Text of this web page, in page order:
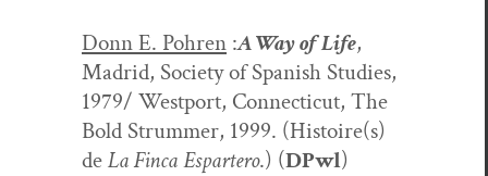
Donn E. Pohren :A Way of Life,
Madrid, Soci­ety of Span­ish Stud­ies,
1979/ West­port, Con­necti­cut, The
Bold Strum­mer, 1999. (Histoire(s)
deLa Fin­ca Espartero.) (DPwl)